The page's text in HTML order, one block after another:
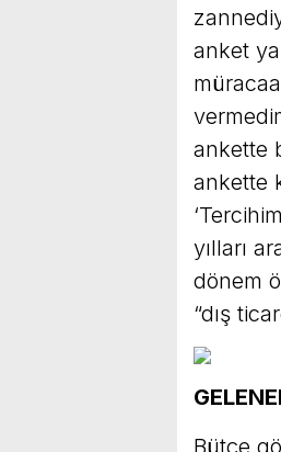
anket
ankette
ankette
yılları
dönem
“dış
Bütçe